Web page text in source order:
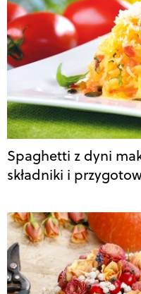
Spaghetti z dyni
składniki i